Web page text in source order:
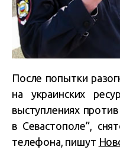
После попытки
на украинских
выступлениях
в Севастополе”,
телефона, пишут